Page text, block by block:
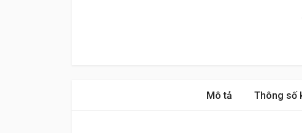
Mô tả Thông số